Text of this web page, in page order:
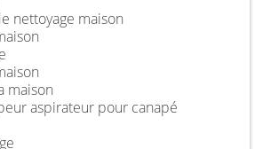
nettoyage maison
maison
aspirateur pour canapé